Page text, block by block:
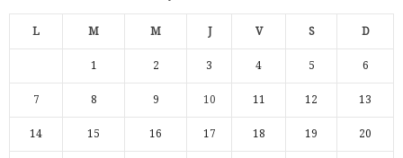
L M M J V S D
1 2 3 4 5 6
7 8 9 10 11 12 13
14 15 16 17 18 19 20